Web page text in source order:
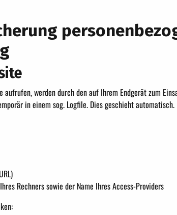
aufrufen, werden durch den auf Ihrem Endgerät zum
in einem sog. Logfile. Dies geschieht
Rechners sowie der Name Ihres Access-Providers